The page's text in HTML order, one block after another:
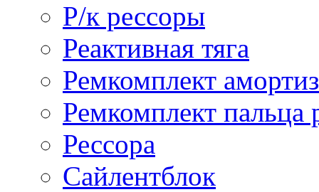
Р/к рессоры
Реактивная тяга
Ремкомплект
Ремкомплект пальца
Рессора
Сайлентблок